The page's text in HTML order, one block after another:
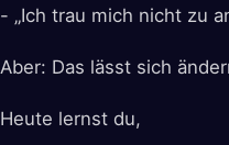
- „Ich trau mich nicht zu
Aber: Das lässt sich
Heute lernst du,